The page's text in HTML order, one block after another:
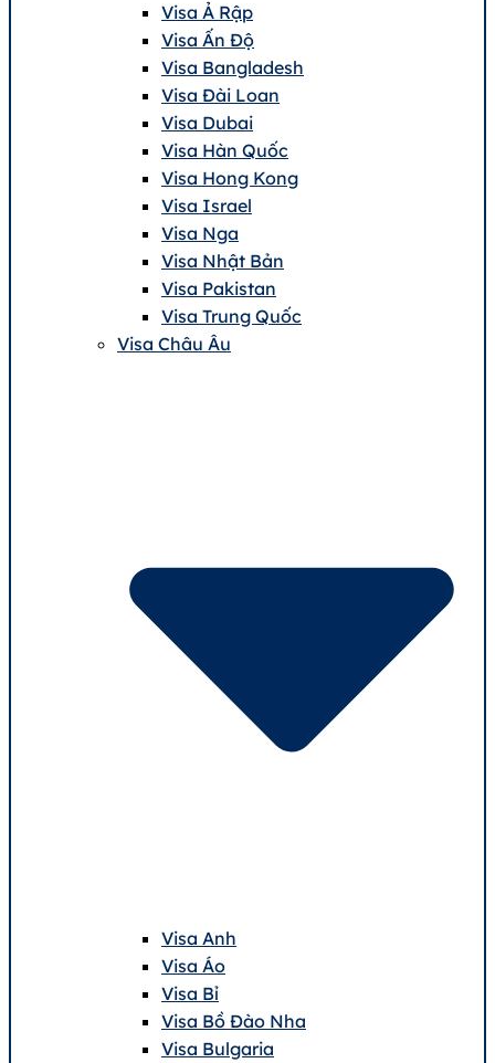
Visa Ả Rập
Visa Ấn Độ
Visa Bangladesh
Visa Đài Loan
Visa Dubai
Visa Hàn Quốc
Visa Hong Kong
Visa Israel
Visa Nga
Visa Nhật Bản
Visa Pakistan
Visa Trung Quốc
Visa Châu Âu
Visa Anh
Visa Áo
Visa Bỉ
Visa Bồ Đào Nha
Visa Bulgaria